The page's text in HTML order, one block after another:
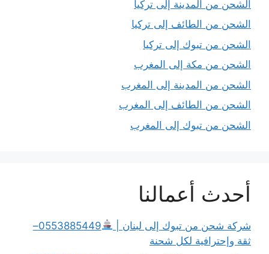
الشحن من المدينة إلى تركيا
الشحن من الطائف إلى تركيا
الشحن من تبوك إلى تركيا
الشحن من مكة إلى المغرب
الشحن من المدينة إلى المغرب
الشحن من الطائف إلى المغرب
الشحن من تبوك إلى المغرب
أحدث أعمالنا
شركة شحن من تبوك إلى لبنان |
0553885449–
ثقة وإحترافية لكل شحنة